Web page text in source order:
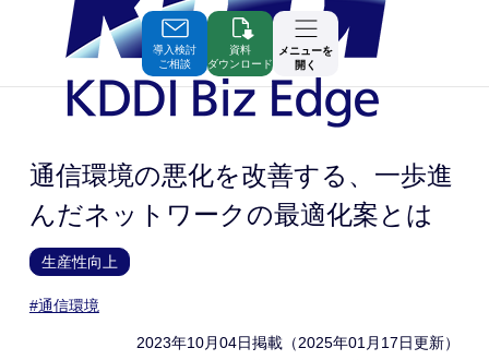
Contents
導入検討
ご相談
資料
ダウンロード
メニューを
開く
通信環境の悪化を改善する、一歩進
んだネットワークの最適化案とは
生産性向上
#通信環境
2023年10月04日掲載（2025年01月17日更新）